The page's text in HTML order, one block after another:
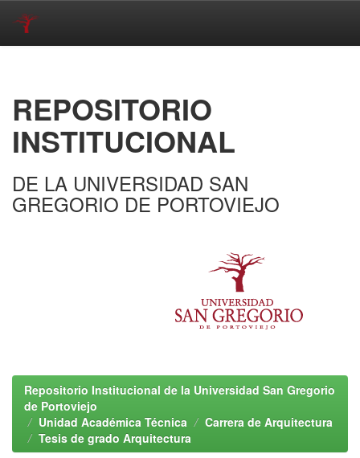
REPOSITORIO
INSTITUCIONAL
DE LA UNIVERSIDAD SAN
GREGORIO DE PORTOVIEJO
Repositorio Institucional de la Universidad San Gregorio
de Portoviejo
Unidad Académica Técnica
Carrera de Arquitectura
Tesis de grado Arquitectura